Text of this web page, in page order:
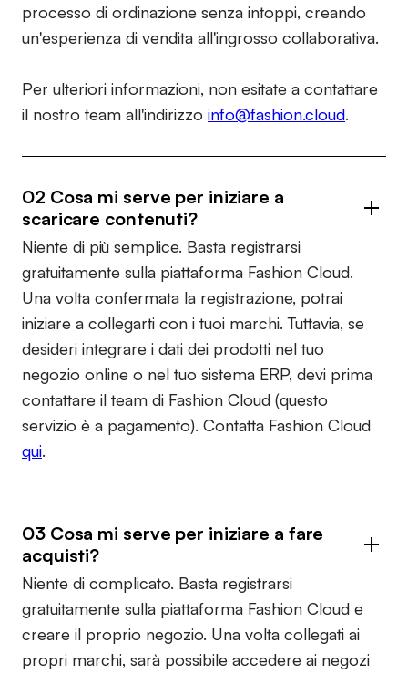
processo di ordinazione senza intoppi, creando
un'esperienza di vendita all'ingrosso collaborativa.
Per ulteriori informazioni, non esitate a contattare
il nostro team all'indirizzo info@fashion.cloud.
02 Cosa mi serve per iniziare a
scaricare contenuti?
Niente di più semplice. Basta registrarsi
gratuitamente sulla piattaforma Fashion Cloud.
Una volta confermata la registrazione, potrai
iniziare a collegarti con i tuoi marchi. Tuttavia, se
desideri integrare i dati dei prodotti nel tuo
negozio online o nel tuo sistema ERP, devi prima
contattare il team di Fashion Cloud (questo
servizio è a pagamento). Contatta Fashion Cloud
qui.
03 Cosa mi serve per iniziare a fare
acquisti?
Niente di complicato. Basta registrarsi
gratuitamente sulla piattaforma Fashion Cloud e
creare il proprio negozio. Una volta collegati ai
propri marchi, sarà possibile accedere ai negozi